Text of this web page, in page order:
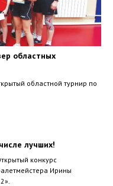
областных
областной турнир по
лучших!
конкурс
Ирины